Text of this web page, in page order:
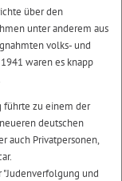
über den
unter anderem aus
volks- und
waren es knapp
führte zu einem der
deutschen
auch Privatpersonen,
"Judenverfolgung und